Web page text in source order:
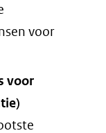
voor
voor